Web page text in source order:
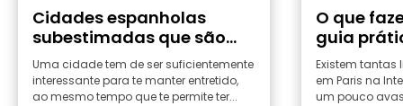
Cidades espanholas
subestimadas que são
excelentes pontos de
partida para viagens
Uma cidade tem de ser suficientemente
interessante para te manter entretido,
ao mesmo tempo que te permite ter...
O que
guia
Luz
Existem tantas
em Paris na
um pouco